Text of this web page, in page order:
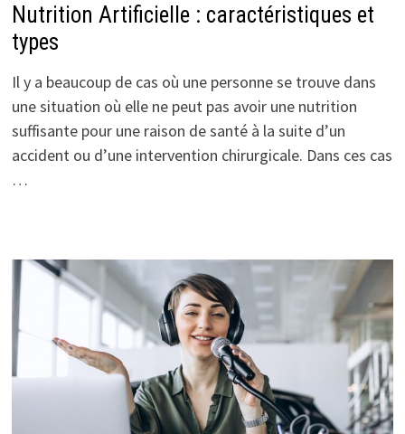
Nutrition Artificielle : caractéristiques et
types
Il y a beaucoup de cas où une personne se trouve dans
une situation où elle ne peut pas avoir une nutrition
suffisante pour une raison de santé à la suite d’un
accident ou d’une intervention chirurgicale. Dans ces cas
…